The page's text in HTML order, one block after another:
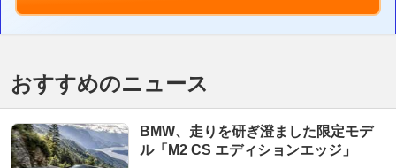
おすすめのニュース
BMW、走りを研ぎ澄ました限定モデ
ル「M2 CS エディションエッジ」